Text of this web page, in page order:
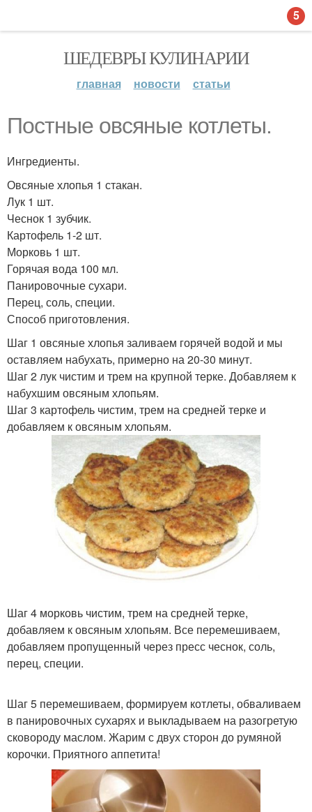
ШЕДЕВРЫ КУЛИНАРИИ
главная новости статьи
Постные овсяные котлеты.
Ингредиенты.
Овсяные хлопья 1 стакан.
Лук 1 шт.
Чеснок 1 зубчик.
Картофель 1-2 шт.
Морковь 1 шт.
Горячая вода 100 мл.
Панировочные сухари.
Перец, соль, специи.
Способ приготовления.
Шаг 1 овсяные хлопья заливаем горячей водой и мы
оставляем набухать, примерно на 20-30 минут.
Шаг 2 лук чистим и трем на крупной терке. Добавляем к
набухшим овсяным хлопьям.
Шаг 3 картофель чистим, трем на средней терке и
добавляем к овсяным хлопьям.
Шаг 4 морковь чистим, трем на средней терке,
добавляем к овсяным хлопьям. Все перемешиваем,
добавляем пропущенный через пресс чеснок, соль,
перец, специи.
Шаг 5 перемешиваем, формируем котлеты, обваливаем
в панировочных сухарях и выкладываем на разогретую
сковороду маслом. Жарим с двух сторон до румяной
корочки. Приятного аппетита!
5